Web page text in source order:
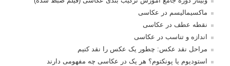
ماکسیمالیسم در عکاسی
نقطه عطف در عکاسی
اندازه و تناسب در عکاسی
مراحل نقد عکس: چطور یک عکس را نقد کنیم
استودیوم یا پونکتوم؟ هر یک در عکاسی چه مفهومی دارند